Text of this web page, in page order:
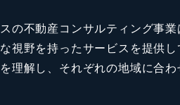
の不動産コンサルティング事
視野を持ったサービスを提供
理解し、それぞれの地域に合